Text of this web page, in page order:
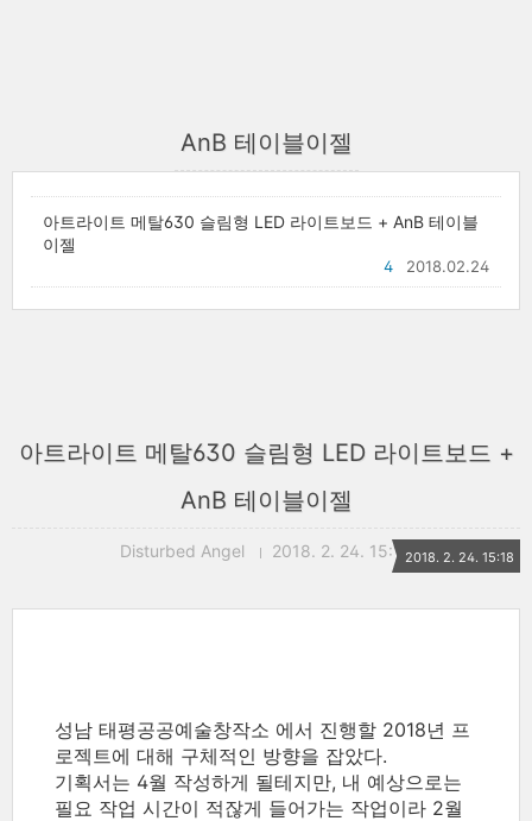
AnB 테이블이젤
아트라이트 메탈630 슬림형 LED 라이트보드 + AnB 테이블
이젤
2018.02.24
4
아트라이트 메탈630 슬림형 LED 라이트보드 +
AnB 테이블이젤
Disturbed Angel 2018. 2. 24. 15:182018. 2. 24. 15:18
성남 태평공공예술창작소 에서 진행할 2018년 프
로젝트에 대해 구체적인 방향을 잡았다.
기획서는 4월 작성하게 될테지만, 내 예상으로는
필요 작업 시간이 적잖게 들어가는 작업이라 2월